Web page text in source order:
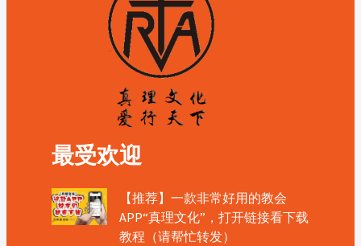
最受欢迎
【推荐】一款非常好用的教会
APP“真理文化”，打开链接看下载
教程（请帮忙转发）